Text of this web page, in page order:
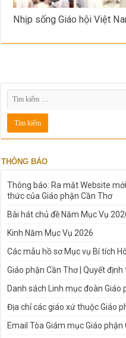
Nhịp sống Giáo hội Việt
THÔNG BÁO
Thông báo: Ra mắt Website
thức của Giáo phận Cần Thơ
Bài hát chủ đề Năm Mục Vụ
Kinh Năm Mục Vụ 2026
Các mẫu hồ sơ Mục vụ Bí tích
Giáo phận Cần Thơ | Quyết
Danh sách Linh mục đoàn
Địa chỉ các giáo xứ thuộc Giáo
Email Tòa Giám mục Giáo phận